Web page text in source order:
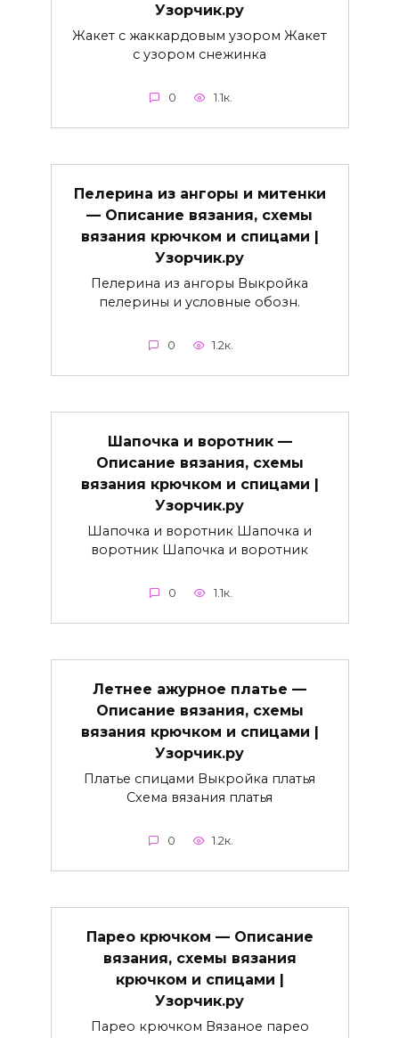
Узорчик.ру
Жакет с жаккардовым узором Жакет
с узором снежинка
0 1.1к.
Пелерина из ангоры и митенки
— Описание вязания, схемы
вязания крючком и спицами |
Узорчик.ру
Пелерина из ангоры Выкройка
пелерины и условные обозн.
0 1.2к.
Шапочка и воротник —
Описание вязания, схемы
вязания крючком и спицами |
Узорчик.ру
Шапочка и воротник Шапочка и
воротник Шапочка и воротник
0 1.1к.
Летнее ажурное платье —
Описание вязания, схемы
вязания крючком и спицами |
Узорчик.ру
Платье спицами Выкройка платья
Схема вязания платья
0 1.2к.
Парео крючком — Описание
вязания, схемы вязания
крючком и спицами |
Узорчик.ру
Парео крючком Вязаное парео